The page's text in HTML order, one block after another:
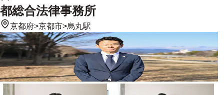
都総合法律事務所
京都府>京都市>烏丸駅